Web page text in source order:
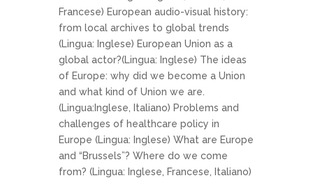
Francese) European audio-visual history:
from local archives to global trends
(Lingua: Inglese) European Union as a
global actor?(Lingua: Inglese) The ideas
of Europe: why did we become a Union
and what kind of Union we are.
(Lingua:Inglese, Italiano) Problems and
challenges of healthcare policy in
Europe (Lingua: Inglese) What are Europe
and “Brussels”? Where do we come
from? (Lingua: Inglese, Francese, Italiano)